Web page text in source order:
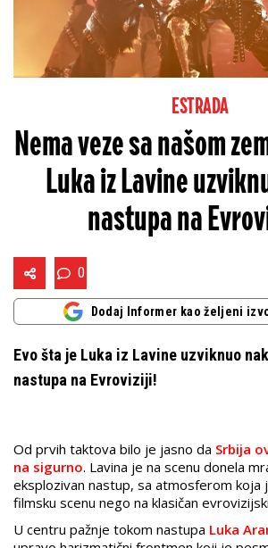
ESTRADA
Nema veze sa našom
Luka iz Lavine
nastupa na
0
Dodaj Informer kao željeni
Evo šta je Luka iz Lavine uzviknuo
nastupa na Evroviziji!
Od prvih taktova bilo je jasno da Srbija
na sigurno. Lavina je na scenu donela
eksplozivan nastup, sa atmosferom koja
filmsku scenu nego na klasičan
U centru pažnje tokom nastupa Luka